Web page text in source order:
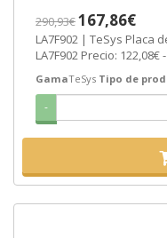
290,93€167,86€
LA7F902 | TeSys Placa
LA7F902 Precio:
GamaTeSys Tipo de
-